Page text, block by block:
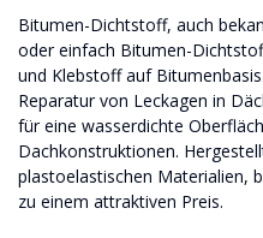
Bitumen-Dichtstoff, auch
oder einfach Bitumen-
und Klebstoff auf
Reparatur von Leckagen in
für eine wasserdichte
Dachkonstruktionen.
plastoelastischen Materialien,
zu einem attraktiven Preis.